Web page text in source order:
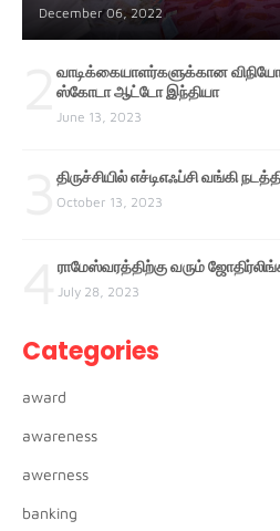
December 06, 2022
வாடிக்கையாளர்களுக்கான
ஸ்கோடா ஆட்டோ இந்தியா
June 13, 2023
திருச்சியில் எச்டிஎஃப்சி வங்கி
October 13, 2023
ராமேஸ்வரத்திற்கு வரும்
July 28, 2023
Categories
award
awareness
awerness
banking